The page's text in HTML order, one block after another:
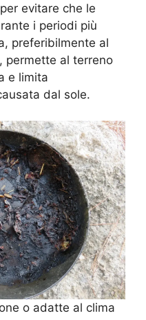
evitare che le
i periodi più
preferibilmente al
permette al terreno
e limita
dal sole.
o adatte al clima